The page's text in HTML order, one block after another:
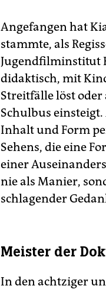
Angefangen hat
stammte, als
Jugendfilminstitut
didaktisch, mit
Streitfälle löst
Schulbus
Inhalt und Form
Sehens, die eine
einer
nie als Manier,
schlagender
Meister der
In den achtziger